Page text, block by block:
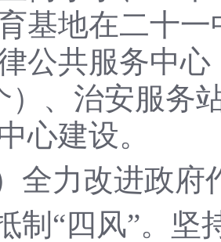
基地在二十
公共服务中
）、治安服务
心建设。
全力改进政府
制“四风”。坚